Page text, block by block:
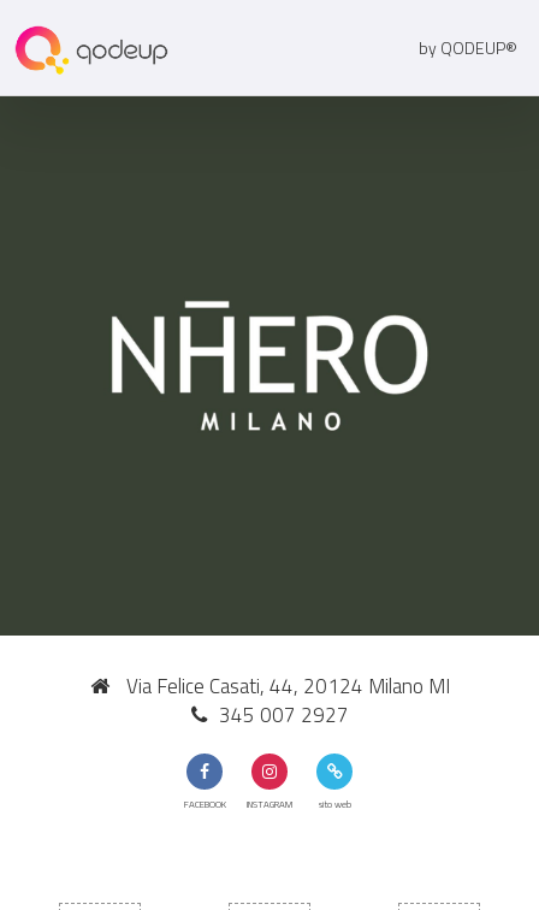
by QODEUP®
Via Felice Casati, 44, 20124 Milano MI
345 007 2927
FACEBOOK INSTAGRAM sito web